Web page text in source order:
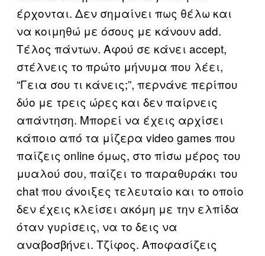
έρχονται. Δεν σημαίνει πως θέλω και
να κοιμηθώ με όσους με κάνουν add.
Τέλος πάντων. Aφού σε κάνει accept,
στέλνεις το πρώτο μήνυμα που λέει,
“Γεια σου τι κάνεις;”, περνάνε περίπου
δύο με τρεις ώρες και δεν παίρνεις
απάντηση. Μπορεί να έχεις αρχίσει
κάποιο από τα μίζερα video games που
παίζεις online όμως, στο πίσω μέρος του
μυαλού σου, παίζει το παραθυράκι του
chat που άνοιξες τελευταίο και το οποίο
δεν έχεις κλείσει ακόμη με την ελπίδα
όταν γυρίσεις, να το δεις να
αναβοσβήνει. Τζίφος. Αποφασίζεις